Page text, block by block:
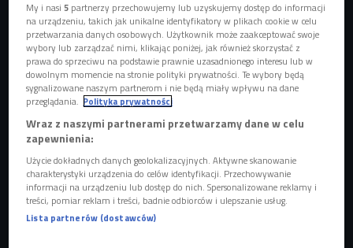
Weganizm rośnie w siłę. "Dzieci pokolenia Z będą w stu
procentach weganami"?
My i nasi5 partnerzy przechowujemy lub uzyskujemy dostęp do informacji
na urządzeniu, takich jak unikalne identyfikatory w plikach cookie w celu
przetwarzania danych osobowych. Użytkownik może zaakceptować swoje
wybory lub zarządzać nimi, klikając poniżej, jak również skorzystać z
prawa do sprzeciwu na podstawie prawnie uzasadnionego interesu lub w
dowolnym momencie na stronie polityki prywatności. Te wybory będą
sygnalizowane naszym partnerom i nie będą miały wpływu na dane
przeglądania. Polityka prywatności
Wraz z naszymi partnerami przetwarzamy dane w celu
zapewnienia:
Użycie dokładnych danych geolokalizacyjnych. Aktywne skanowanie
charakterystyki urządzenia do celów identyfikacji. Przechowywanie
informacji na urządzeniu lub dostęp do nich. Spersonalizowane reklamy i
treści, pomiar reklam i treści, badnie odbiorców i ulepszanie usług.
Lista partnerów (dostawców)